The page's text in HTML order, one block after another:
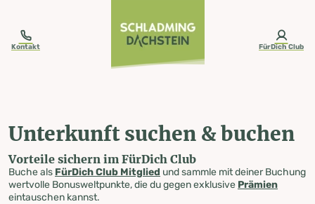
Kontakt FürDich Club
Unterkunft suchen & buchen
Vorteile sichern im FürDich Club
Buche als FürDich Club Mitglied und sammle mit deiner Buchung
wertvolle Bonusweltpunkte, die du gegen exklusive Prämien
eintauschen kannst.